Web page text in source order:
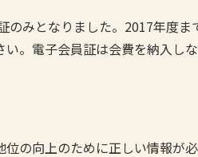
のみとなりました。2017年度
。電子会員証は会費を納入し
向上のために正しい情報が必